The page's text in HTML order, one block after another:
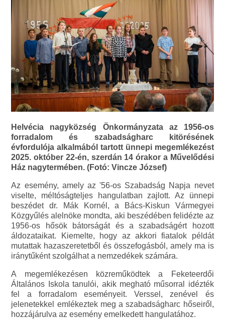
Helvécia nagyközség Önkormányzata az 1956-os
forradalom és szabadságharc kitörésének
évfordulója alkalmából tartott ünnepi megemlékezést
2025. október 22-én, szerdán 14 órakor a Művelődési
Ház nagytermében. (Fotó: Vincze József)
Az esemény, amely az '56-os Szabadság Napja nevet
viselte, méltóságteljes hangulatban zajlott. Az ünnepi
beszédet dr. Mák Kornél, a Bács-Kiskun Vármegyei
Közgyűlés alelnöke mondta, aki beszédében felidézte az
1956-os hősök bátorságát és a szabadságért hozott
áldozataikat. Kiemelte, hogy az akkori fiatalok példát
mutattak hazaszeretetből és összefogásból, amely ma is
iránytűként szolgálhat a nemzedékek számára.
A megemlékezésen közreműködtek a Feketeerdői
Általános Iskola tanulói, akik megható műsorral idézték
fel a forradalom eseményeit. Verssel, zenével és
jelenetekkel emlékeztek meg a szabadságharc hőseiről,
hozzájárulva az esemény emelkedett hangulatához.